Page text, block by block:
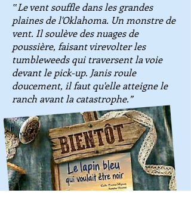
‟Le vent souffle dans les grandes
plaines de l'Oklahoma. Un monstre de
vent. Il soulève des nuages de
poussière, faisant virevolter les
tumbleweeds qui traversent la voie
devant le pick-up. Janis roule
doucement, il faut qu'elle atteigne le
ranch avant la catastrophe.”